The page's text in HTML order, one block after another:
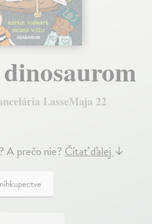
LasseMaja 22
A prečo nie?Čítať ďalej↓